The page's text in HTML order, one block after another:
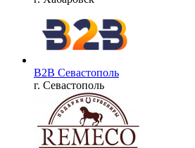
B2B Севастополь
г. Севастополь